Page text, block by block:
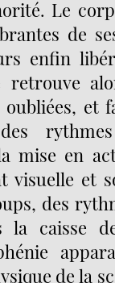
Le
de
enfin
retrouve
et
mise en
visuelle et
des
la caisse
de la